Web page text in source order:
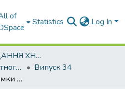
of
Statistics Log In
НАУКОВІ ВИДАННЯ ХНАДУ
Економіка транспортного комплексу
Випуск 34
Перспективні напрямки управління ланцюгами постачання вантажів у технології змішаних перевезень